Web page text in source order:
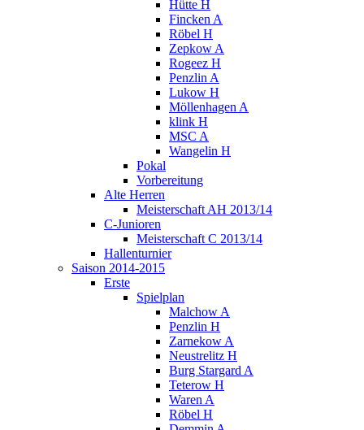
Hütte H
Fincken A
Röbel H
Zepkow A
Rogeez H
Penzlin A
Lukow H
Möllenhagen A
klink H
MSC A
Wangelin H
Pokal
Vorbereitung
Alte Herren
Meisterschaft AH 2013/14
C-Junioren
Meisterschaft C 2013/14
Hallenturnier
Saison 2014-2015
Erste
Spielplan
Malchow A
Penzlin H
Zarnekow A
Neustrelitz H
Burg Stargard A
Teterow H
Waren A
Röbel H